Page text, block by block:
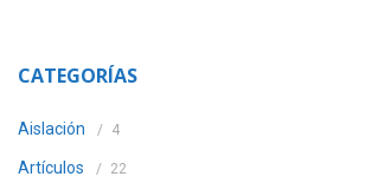
CATEGORÍAS
Aislación 4
Artículos 22